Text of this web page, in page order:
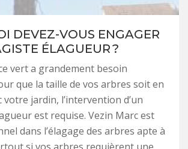
DEVEZ-VOUS ENGAGER
ÉLAGUEUR ?
vert a grandement besoin
que la taille de vos arbres soit en
votre jardin, l’intervention d’un
est requise. Vezin Marc est
dans l’élagage des arbres apte à